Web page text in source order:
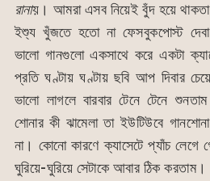
রানায়। আমরা এসব নিয়েই বুঁদ হয়ে
ইশ্যু খুঁজতে হতো না ফেসবুকপোস্ট
ভালো গানগুলো একসাথে করে একটা
প্রতি ঘণ্টায় ঘণ্টায় ছবি আপ দিবার
ভালো লাগলে বারবার টেনে টেনে
শোনার কী ঝামেলা তা ইউটিউবে
না। কোনো কারণে ক্যাসেটে প্যাঁচ লেগে
ঘুরিয়ে-ঘুরিয়ে সেটাকে আবার ঠিক করতাম।